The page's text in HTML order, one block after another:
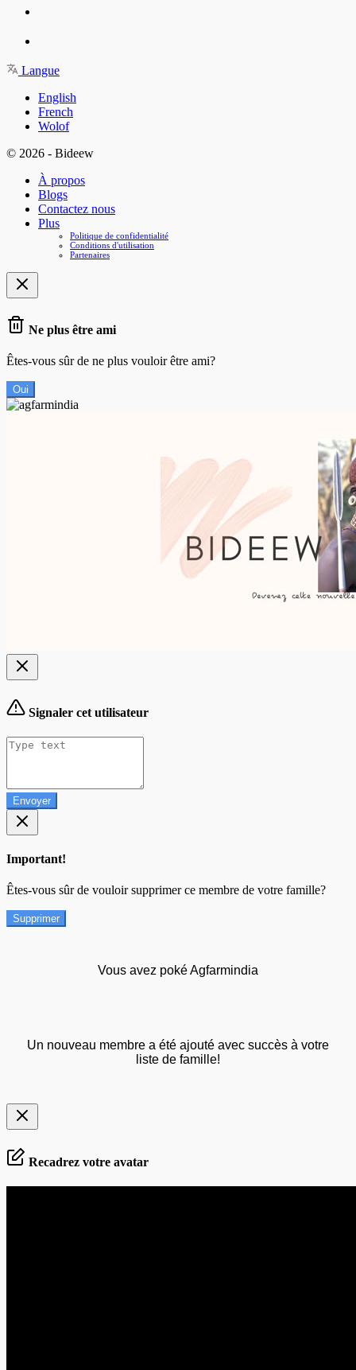
Langue
English
French
Wolof
© 2026 - Bideew
À propos
Blogs
Contactez nous
Plus
Politique de confidentialité
Conditions d'utilisation
Partenaires
Ne plus être ami
Êtes-vous sûr de ne plus vouloir être ami?
Oui
Signaler cet utilisateur
Envoyer
Important!
Êtes-vous sûr de vouloir supprimer ce membre de votre famille?
Supprimer
Vous avez poké Agfarmindia
Un nouveau membre a été ajouté avec succès à votre
liste de famille!
Recadrez votre avatar